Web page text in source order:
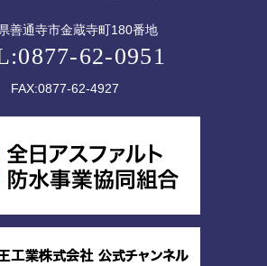
善通寺市金蔵寺町180番地
62-0951
FAX:0877-62-4927